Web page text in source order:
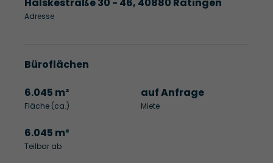
Adresse
Büroflächen
6.045 m²
Fläche (ca.)
auf Anfrage
Miete
6.045 m²
Teilbar ab